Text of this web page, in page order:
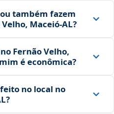
também fazem
Maceió‑AL?
Fernão Velho,
é econômica?
no local no